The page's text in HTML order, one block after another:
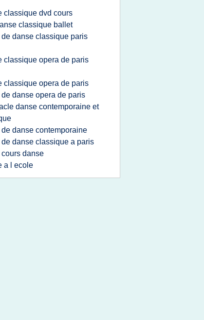
classique dvd cours
classique ballet
de danse classique paris
classique opera de paris
classique opera de paris
danse opera de paris
danse contemporaine et
danse contemporaine
de danse classique a paris
danse
a l ecole